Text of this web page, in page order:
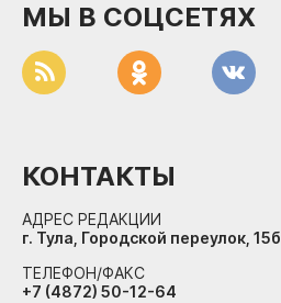
МЫ В СОЦСЕТЯХ
КОНТАКТЫ
АДРЕС РЕДАКЦИИ
г. Тула, Городской переулок, 15б
ТЕЛЕФОН/ФАКС
+7 (4872) 50-12-64